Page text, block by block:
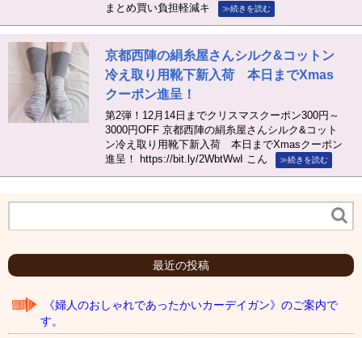
まとめ買い負担軽減キ
≫続きを読む
京都西陣の絹糸屋さんシルク&コットン
冷え取り用靴下新入荷 本日までXmas
クーポン進呈！
第2弾！12月14日までクリスマスクーポン300円～
3000円OFF 京都西陣の絹糸屋さんシルク&コット
ン冷え取り用靴下新入荷 本日までXmasクーポン
進呈！ https://bit.ly/2WbtWwI こん
≫続きを読む
最近の投稿
《婦人のおしゃれであったかいカーデイガン》のご案内で
す。